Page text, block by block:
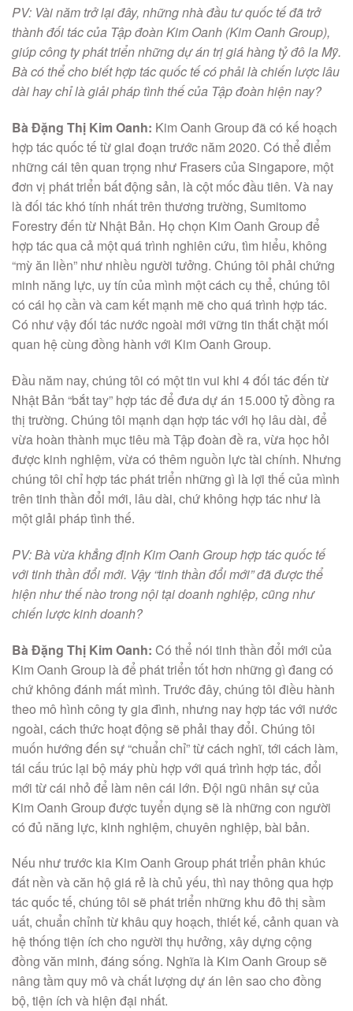
PV: Vài năm trở lại đây, những nhà đầu tư quốc tế đã trở
thành đối tác của Tập đoàn Kim Oanh (Kim Oanh Group),
giúp công ty phát triển những dự án trị giá hàng tỷ đô la Mỹ.
Bà có thể cho biết hợp tác quốc tế có phải là chiến lược lâu
dài hay chỉ là giải pháp tình thế của Tập đoàn hiện nay?
Bà Đặng Thị Kim Oanh: Kim Oanh Group đã có kế hoạch
hợp tác quốc tế từ giai đoạn trước năm 2020. Có thể điểm
những cái tên quan trọng như Frasers của Singapore, một
đơn vị phát triển bất động sản, là cột mốc đầu tiên. Và nay
là đối tác khó tính nhất trên thương trường, Sumitomo
Forestry đến từ Nhật Bản. Họ chọn Kim Oanh Group để
hợp tác qua cả một quá trình nghiên cứu, tìm hiểu, không
“mỳ ăn liền” như nhiều người tưởng. Chúng tôi phải chứng
minh năng lực, uy tín của mình một cách cụ thể, chúng tôi
có cái họ cần và cam kết mạnh mẽ cho quá trình hợp tác.
Có như vậy đối tác nước ngoài mới vững tin thắt chặt mối
quan hệ cùng đồng hành với Kim Oanh Group.
Đầu năm nay, chúng tôi có một tin vui khi 4 đối tác đến từ
Nhật Bản “bắt tay” hợp tác để đưa dự án 15.000 tỷ đồng ra
thị trường. Chúng tôi mạnh dạn hợp tác với họ lâu dài, để
vừa hoàn thành mục tiêu mà Tập đoàn đề ra, vừa học hỏi
được kinh nghiệm, vừa có thêm nguồn lực tài chính. Nhưng
chúng tôi chỉ hợp tác phát triển những gì là lợi thế của mình
trên tinh thần đổi mới, lâu dài, chứ không hợp tác như là
một giải pháp tình thế.
PV: Bà vừa khẳng định Kim Oanh Group hợp tác quốc tế
với tinh thần đổi mới. Vậy “tinh thần đổi mới” đã được thể
hiện như thế nào trong nội tại doanh nghiệp, cũng như
chiến lược kinh doanh?
Bà Đặng Thị Kim Oanh: Có thể nói tinh thần đổi mới của
Kim Oanh Group là để phát triển tốt hơn những gì đang có
chứ không đánh mất mình. Trước đây, chúng tôi điều hành
theo mô hình công ty gia đình, nhưng nay hợp tác với nước
ngoài, cách thức hoạt động sẽ phải thay đổi. Chúng tôi
muốn hướng đến sự “chuẩn chỉ” từ cách nghĩ, tới cách làm,
tái cấu trúc lại bộ máy phù hợp với quá trình hợp tác, đổi
mới từ cái nhỏ để làm nên cái lớn. Đội ngũ nhân sự của
Kim Oanh Group được tuyển dụng sẽ là những con người
có đủ năng lực, kinh nghiệm, chuyên nghiệp, bài bản.
Nếu như trước kia Kim Oanh Group phát triển phân khúc
đất nền và căn hộ giá rẻ là chủ yếu, thì nay thông qua hợp
tác quốc tế, chúng tôi sẽ phát triển những khu đô thị sầm
uất, chuẩn chỉnh từ khâu quy hoạch, thiết kế, cảnh quan và
hệ thống tiện ích cho người thụ hưởng, xây dựng cộng
đồng văn minh, đáng sống. Nghĩa là Kim Oanh Group sẽ
nâng tầm quy mô và chất lượng dự án lên sao cho đồng
bộ, tiện ích và hiện đại nhất.